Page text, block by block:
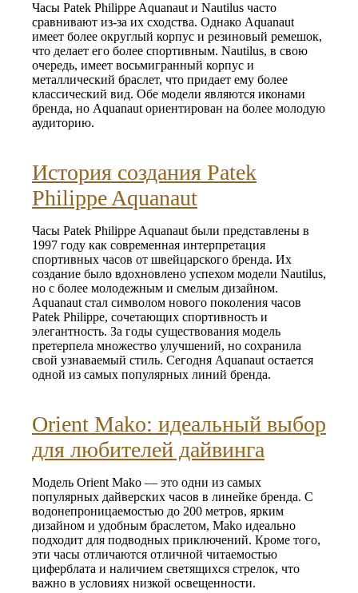
Часы Patek Philippe Aquanaut и Nautilus часто
сравнивают из-за их сходства. Однако Aquanaut
имеет более округлый корпус и резиновый ремешок,
что делает его более спортивным. Nautilus, в свою
очередь, имеет восьмигранный корпус и
металлический браслет, что придает ему более
классический вид. Обе модели являются иконами
бренда, но Aquanaut ориентирован на более молодую
аудиторию.
История создания Patek
Philippe Aquanaut
Часы Patek Philippe Aquanaut были представлены в
1997 году как современная интерпретация
спортивных часов от швейцарского бренда. Их
создание было вдохновлено успехом модели Nautilus,
но с более молодежным и смелым дизайном.
Aquanaut стал символом нового поколения часов
Patek Philippe, сочетающих спортивность и
элегантность. За годы существования модель
претерпела множество улучшений, но сохранила
свой узнаваемый стиль. Сегодня Aquanaut остается
одной из самых популярных линий бренда.
Orient Mako: идеальный выбор
для любителей дайвинга
Модель Orient Mako — это одни из самых
популярных дайверских часов в линейке бренда. С
водонепроницаемостью до 200 метров, ярким
дизайном и удобным браслетом, Mako идеально
подходит для подводных приключений. Кроме того,
эти часы отличаются отличной читаемостью
циферблата и наличием светящихся стрелок, что
важно в условиях низкой освещенности.